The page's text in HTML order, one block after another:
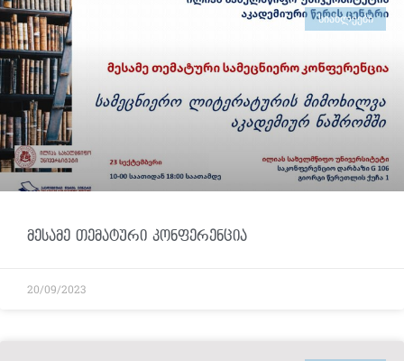
ᲡᲘᲐᲮᲚᲔᲔᲑᲘ
მესამე თემატური კონფერენცია
20/09/2023